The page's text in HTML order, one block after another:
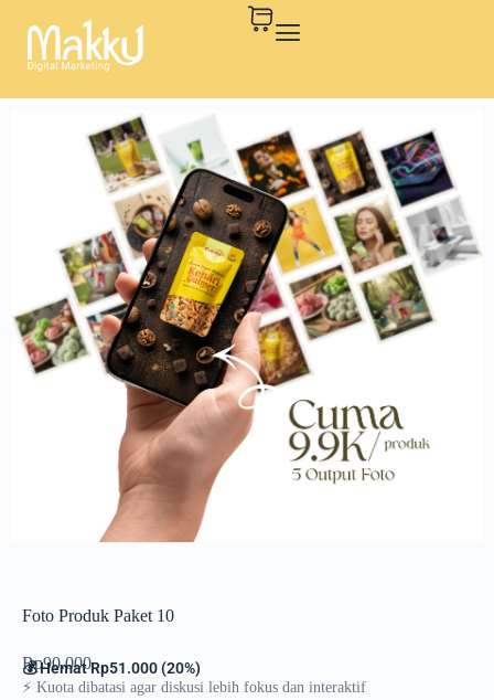
Foto Produk Paket 10
Rp90.000
💰 Hemat Rp51.000 (20%)
⚡ Kuota dibatasi agar diskusi lebih fokus dan interaktif